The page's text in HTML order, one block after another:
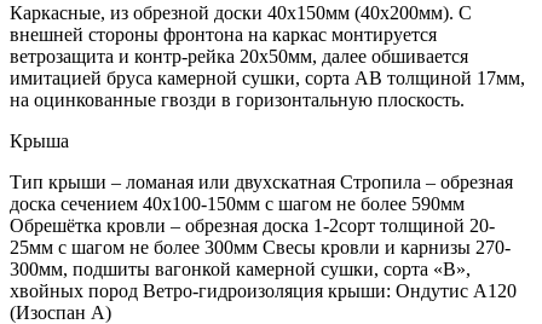
Каркасные, из обрезной доски 40х150мм (40х200мм). С
внешней стороны фронтона на каркас монтируется
ветрозащита и контр-рейка 20х50мм, далее обшивается
имитацией бруса камерной сушки, сорта АВ толщиной 17мм,
на оцинкованные гвозди в горизонтальную плоскость.
Крыша
Тип крыши – ломаная или двухскатная Стропила – обрезная
доска сечением 40х100-150мм с шагом не более 590мм
Обрешётка кровли – обрезная доска 1-2сорт толщиной 20-
25мм с шагом не более 300мм Свесы кровли и карнизы 270-
300мм, подшиты вагонкой камерной сушки, сорта «В»,
хвойных пород Ветро-гидроизоляция крыши: Ондутис А120
(Изоспан А)